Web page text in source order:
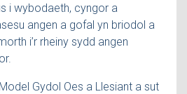
i wybodaeth, cyngor a
angen a gofal yn briodol a
i’r rheiny sydd angen
Gydol Oes a Llesiant a sut